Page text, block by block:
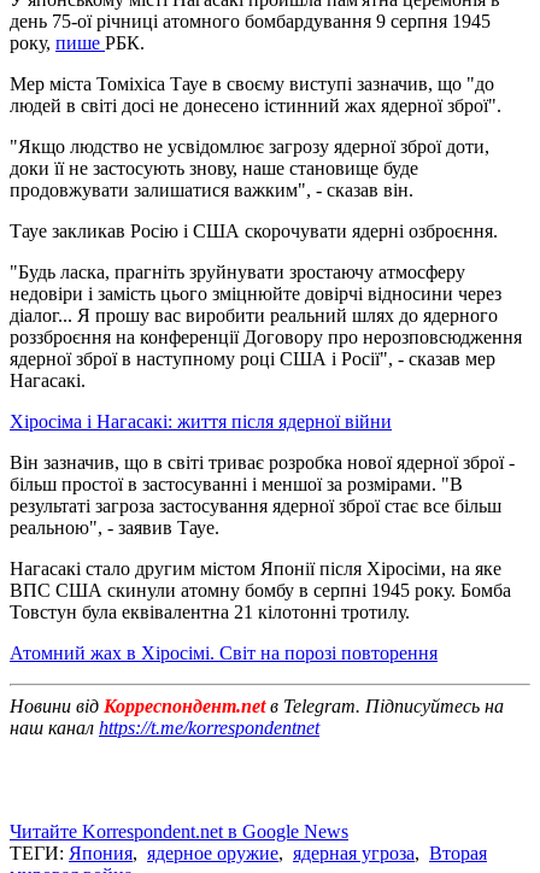
день 75-ої річниці атомного бомбардування 9 серпня 1945
року, пише РБК.
Мер міста Томіхіса Тауе в своєму виступі зазначив, що "до
людей в світі досі не донесено істинний жах ядерної зброї".
"Якщо людство не усвідомлює загрозу ядерної зброї доти,
доки її не застосують знову, наше становище буде
продовжувати залишатися важким", - сказав він.
Тауе закликав Росію і США скорочувати ядерні озброєння.
"Будь ласка, прагніть зруйнувати зростаючу атмосферу
недовіри і замість цього зміцнюйте довірчі відносини через
діалог... Я прошу вас виробити реальний шлях до ядерного
роззброєння на конференції Договору про нерозповсюдження
ядерної зброї в наступному році США і Росії", - сказав мер
Нагасакі.
Хіросіма і Нагасакі: життя після ядерної війни
Він зазначив, що в світі триває розробка нової ядерної зброї -
більш простої в застосуванні і меншої за розмірами. "В
результаті загроза застосування ядерної зброї стає все більш
реальною", - заявив Тауе.
Нагасакі стало другим містом Японії після Хіросіми, на яке
ВПС США скинули атомну бомбу в серпні 1945 року. Бомба
Товстун була еквівалентна 21 кілотонні тротилу.
Атомний жах в Хіросімі. Світ на порозі повторення
Новини від Корреспондент.netв Telegram. Підписуйтесь на
наш канал https://t.me/korrespondentnet
Читайте Korrespondent.net в Google News
ТЕГИ: Япония, ядерное оружие, ядерная угроза, Вторая